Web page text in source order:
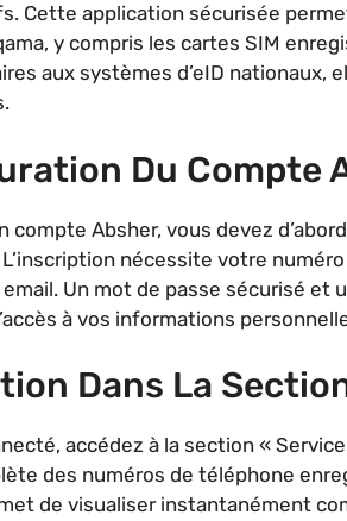
Cette application sécurisée
y compris les cartes SIM
aux systèmes d’eID
Du Compte
compte Absher, vous devez
L’inscription nécessite votre
email. Un mot de passe sécurisé
à vos informations
Dans La
accédez à la section «
des numéros de téléphone
de visualiser instantanément